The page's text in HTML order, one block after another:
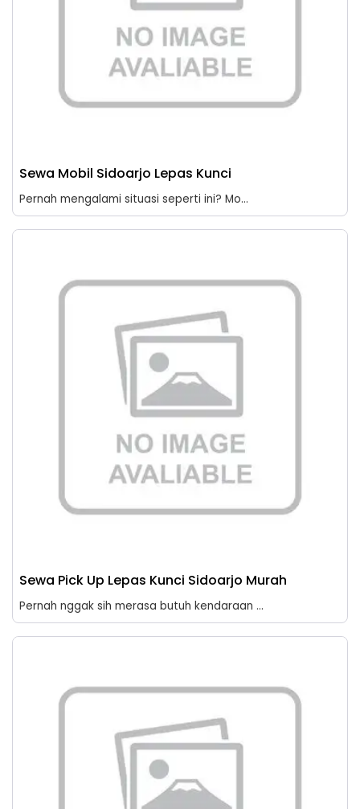
Sewa Mobil Sidoarjo Lepas Kunci
Pernah mengalami situasi seperti ini? Mo...
Sewa Pick Up Lepas Kunci Sidoarjo Murah
Pernah nggak sih merasa butuh kendaraan ...